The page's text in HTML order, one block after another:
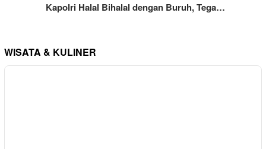
Kapolri Halal Bihalal dengan Buruh, Tega…
WISATA & KULINER